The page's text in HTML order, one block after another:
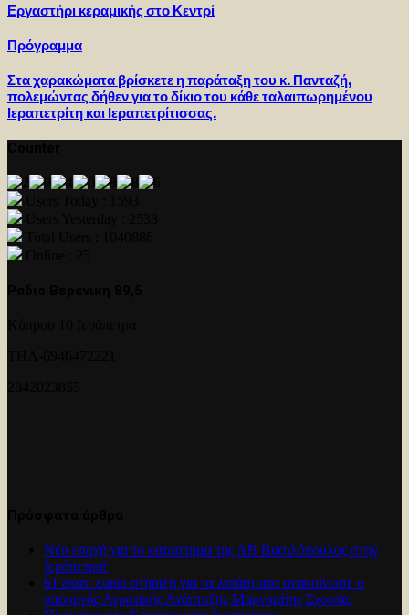
Εργαστήρι κεραμικής στο Κεντρί
Πρόγραμμα
Στα χαρακώματα βρίσκετε η παράταξη του κ. Πανταζή,
πολεμώντας δήθεν για το δίκιο του κάθε ταλαιπωρημένου
Ιεραπετρίτη και Ιεραπετρίτισσας.
Νέα εποχή για το καταστημα της ΑΒ Βασιλόπουλος στην
Ιεράπετρα!
61 εκατ. ευρώ στήριξη για τα λιπάσματα ανακοίνωσε ο
υπουργός Αγροτικής Ανάπτυξης Μαργαρίτης Σχοινάς